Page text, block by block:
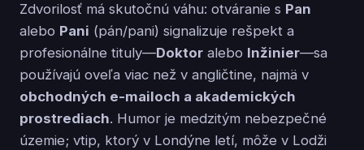
Zdvorilosť má skutočnú váhu: otváranie s Pan
alebo Pani (pán/pani) signalizuje rešpekt a
profesionálne tituly—Doktor alebo Inžinier—sa
používajú oveľa viac než v angličtine, najmä v
obchodných e-mailoch a akademických
prostrediach. Humor je medzitým nebezpečné
územie; vtip, ktorý v Londýne letí, môže v Lodži